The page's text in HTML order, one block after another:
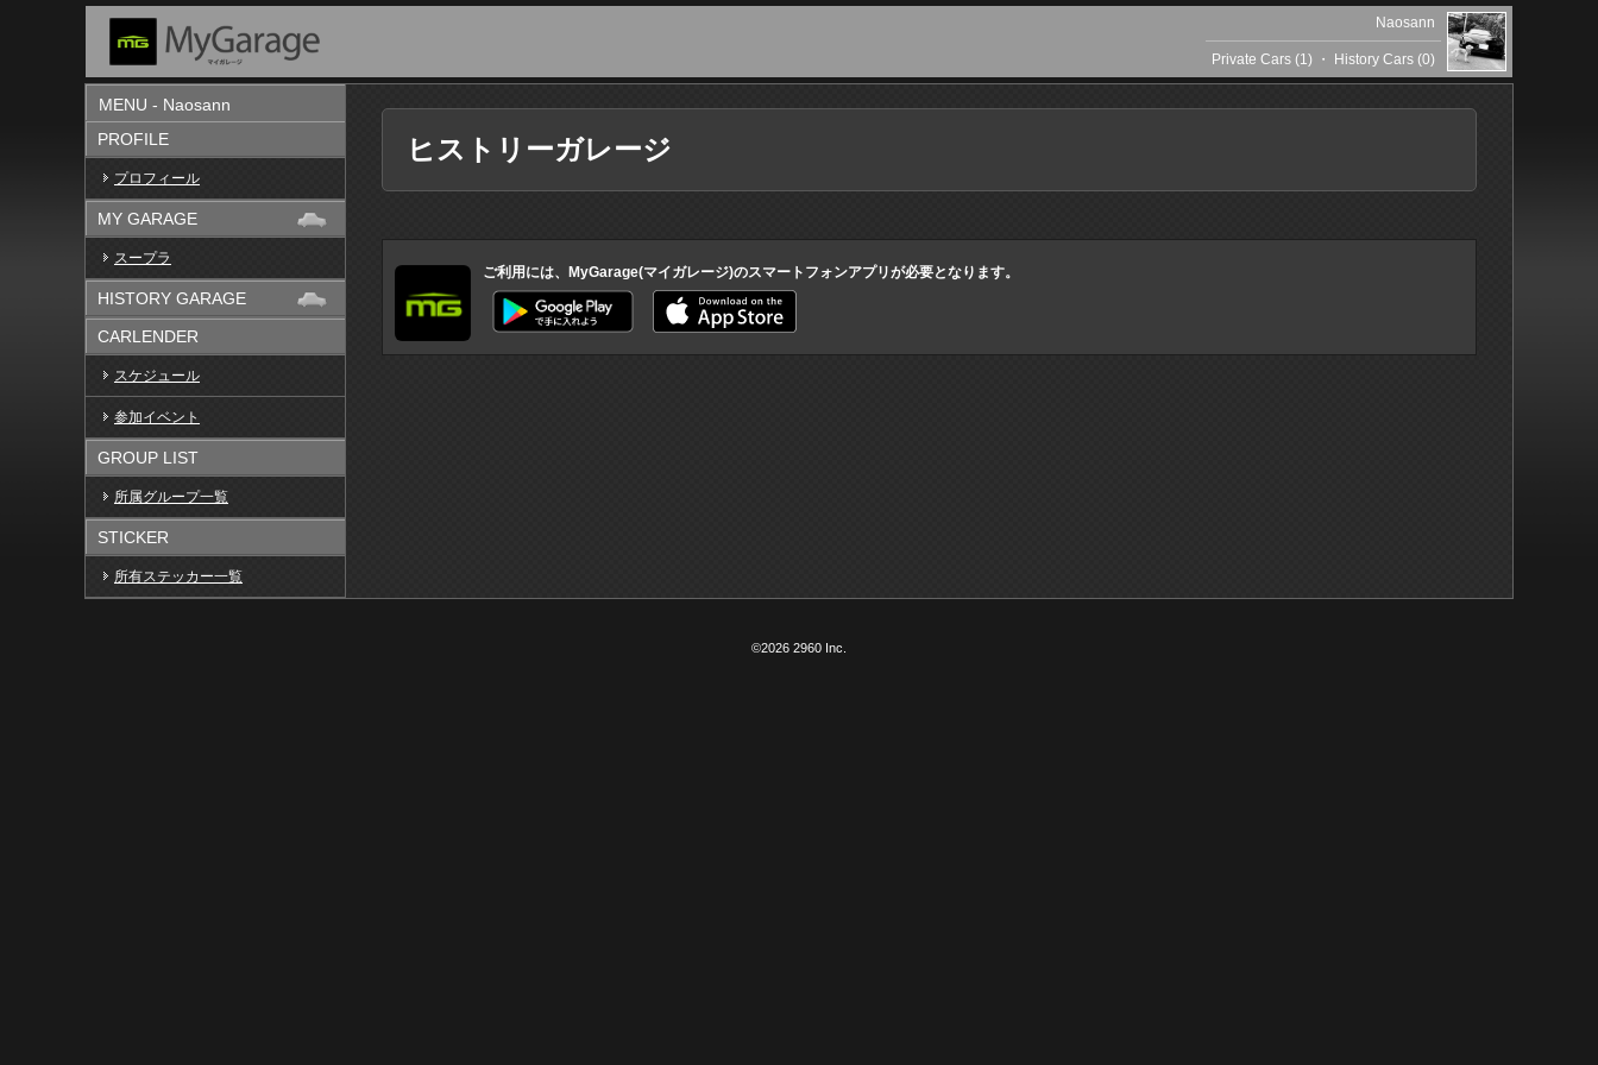
Naosann
Private Cars (1) ・ History Cars (0)
MENU - Naosann
PROFILE
プロフィール
MY GARAGE
スープラ
HISTORY GARAGE
CARLENDER
スケジュール
参加イベント
GROUP LIST
所属グループ一覧
STICKER
所有ステッカー一覧
ヒストリーガレージ
ご利用には、MyGarage(マイガレージ)のスマートフォンアプリが必要となります。
©2026 2960 Inc.